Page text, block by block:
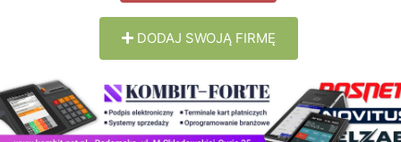
DODAJ SWOJĄ FIRMĘ